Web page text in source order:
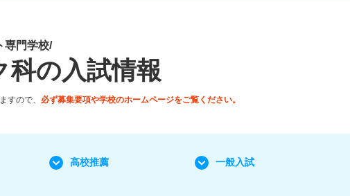
専門学校/
科の入試情報
すので、 必ず募集要項や学校のホームページをご覧ください。
高校推薦
一般入試